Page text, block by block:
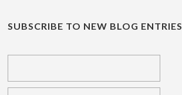
SUBSCRIBE TO NEW BLOG ENTRIES